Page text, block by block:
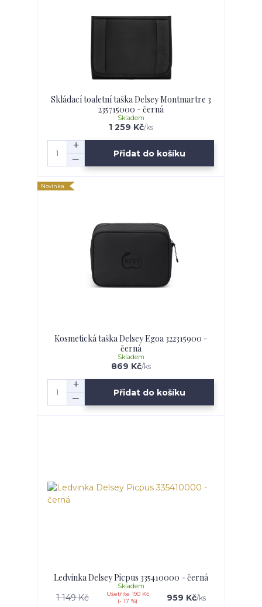
Skládací toaletní taška Delsey Montmartre 3
235715000 - černá
1 259 Kč/ks
Skladem
Přidat do košíku
Novinka
Kosmetická taška Delsey Egoa 322315900 -
černá
869 Kč/ks
Skladem
Přidat do košíku
Ledvinka Delsey Picpus 335410000 - černá
1 149 Kč
Ušetříte 190 Kč
(- 17 %)
959 Kč/ks
Skladem